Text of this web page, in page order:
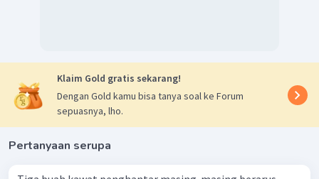
Klaim Gold gratis sekarang!
Dengan Gold kamu bisa tanya soal ke Forum
sepuasnya, lho.
Pertanyaan serupa